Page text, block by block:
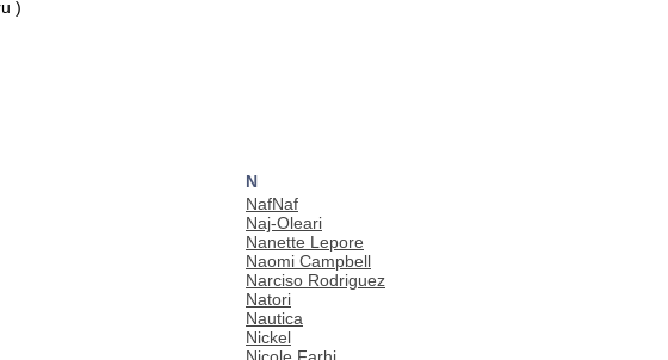
)
N
NafNaf
Naj-Oleari
Nanette Lepore
Naomi Campbell
Narciso Rodriguez
Natori
Nautica
Nickel